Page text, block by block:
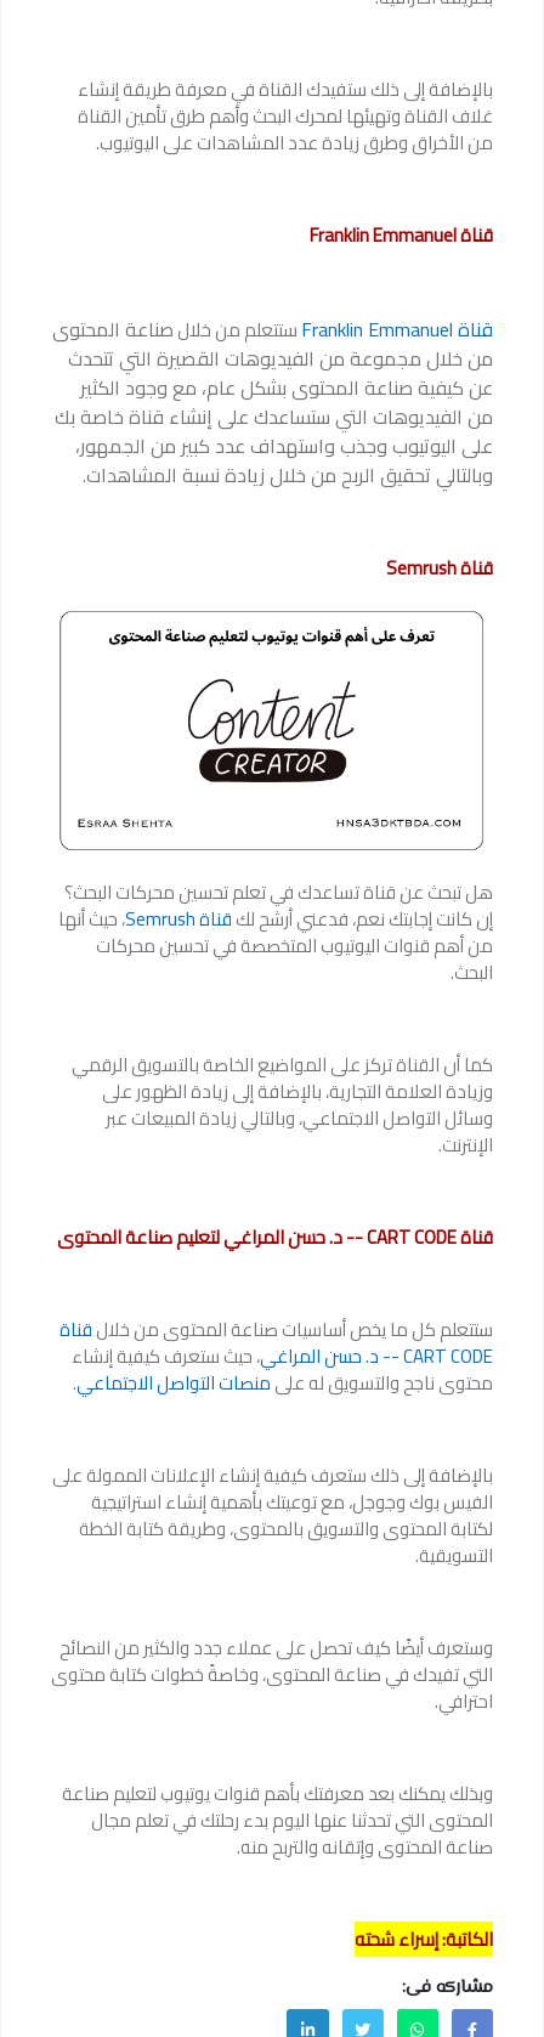
بالإضافة إلى ذلك ستفيدك القناة في معرفة طريقة إنشاء
غلاف القناة وتهيئها لمحرك البحث وأهم طرق تأمين القناة
من الأخراق وطرق زيادة عدد المشاهدات على اليوتيوب.
قناة Franklin Emmanuel
قناة Franklin Emmanuel ستتعلم من خلالصناعة المحتوى
من خلال مجموعة من الفيديوهات القصيرة التي تتحدث
عن كيفية صناعة المحتوى بشكل عام، مع وجود الكثير
من الفيديوهات التي ستساعدك على إنشاء قناة خاصة بك
على اليوتيوب وجذب واستهداف عدد كبير من الجمهور،
وبالتالي تحقيق الربح من خلال زيادة نسبة المشاهدات.
قناة Semrush
هل تبحث عن قناة تساعدك في تعلم تحسين محركات البحث؟
إن كانت إجابتك نعم، فدعني أرشح لكقناة Semrush ، حيث أنها
من أهم قنوات اليوتيوب المتخصصة في تحسين محركات
البحث.
كما أن القناة تركز على المواضيع الخاصة بالتسويق الرقمي
وزيادة العلامة التجارية، بالإضافة إلى زيادة الظهور على
وسائل التواصل الاجتماعي، وبالتالي زيادة المبيعات عبر
الإنترنت.
قناة CART CODE -- د. حسن المراغي لتعليم صناعة المحتوى
ستتعلم كل ما يخص أساسيات صناعة المحتوى من خلالقناة
CART CODE -- د. حسن المراغي ، حيث ستعرف كيفية إنشاء
محتوى ناجح والتسويق له علىمنصات التواصل الاجتماعي.
بالإضافة إلى ذلك ستعرف كيفية إنشاء الإعلانات الممولة على
الفيس بوك وجوجل، مع توعيتك بأهمية إنشاء استراتيجية
لكتابة المحتوى والتسويق بالمحتوى، وطريقة كتابة الخطة
التسويقية.
وستعرف أيضًا كيف تحصل على عملاء جدد والكثير من النصائح
التي تفيدك في صناعة المحتوى، وخاصةً خطوات كتابة محتوى
احترافي.
وبذلك يمكنك بعد معرفتك بأهم قنوات يوتيوب لتعليم صناعة
المحتوى التي تحدثنا عنها اليوم بدء رحلتك في تعلم مجال
صناعة المحتوى وإتقانه والتربح منه.
الكاتبة: إسراء شحته
مشاركه فى: